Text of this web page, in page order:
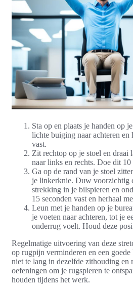
Sta op en plaats je handen op
lichte buiging naar achteren en
vast.
Zit rechtop op je stoel en draai
naar links en rechts. Doe dit 10
Ga op de rand van je stoel
je linkerknie. Duw voorzichtig
strekking in je bilspieren en
15 seconden vast en herhaal
Leun met je handen op je
je voeten naar achteren, tot je
onderrug voelt. Houd deze
Regelmatige uitvoering van deze
op rugpijn verminderen en een
niet te lang in dezelfde zithouding en
oefeningen om je rugspieren te
houden tijdens het werk.